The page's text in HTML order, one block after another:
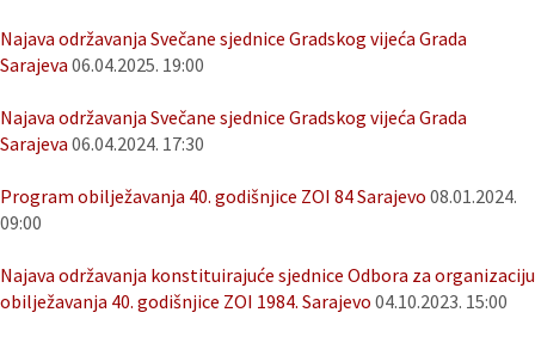
Najava održavanja Svečane sjednice Gradskog vijeća Grada
Sarajeva 06.04.2025. 19:00
Najava održavanja Svečane sjednice Gradskog vijeća Grada
Sarajeva 06.04.2024. 17:30
Program obilježavanja 40. godišnjice ZOI 84 Sarajevo 08.01.2024.
09:00
Najava održavanja konstituirajuće sjednice Odbora za organizaciju
obilježavanja 40. godišnjice ZOI 1984. Sarajevo 04.10.2023. 15:00